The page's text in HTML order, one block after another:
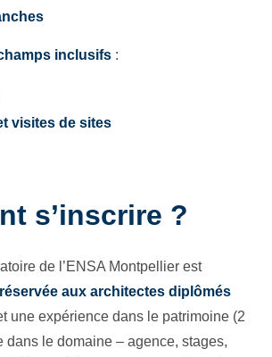
inclusifs :
visites de sites
s’inscrire ?
de l’ENSA Montpellier est
aux architectes diplômés
une expérience dans le patrimoine (2
dans le domaine – agence, stages,